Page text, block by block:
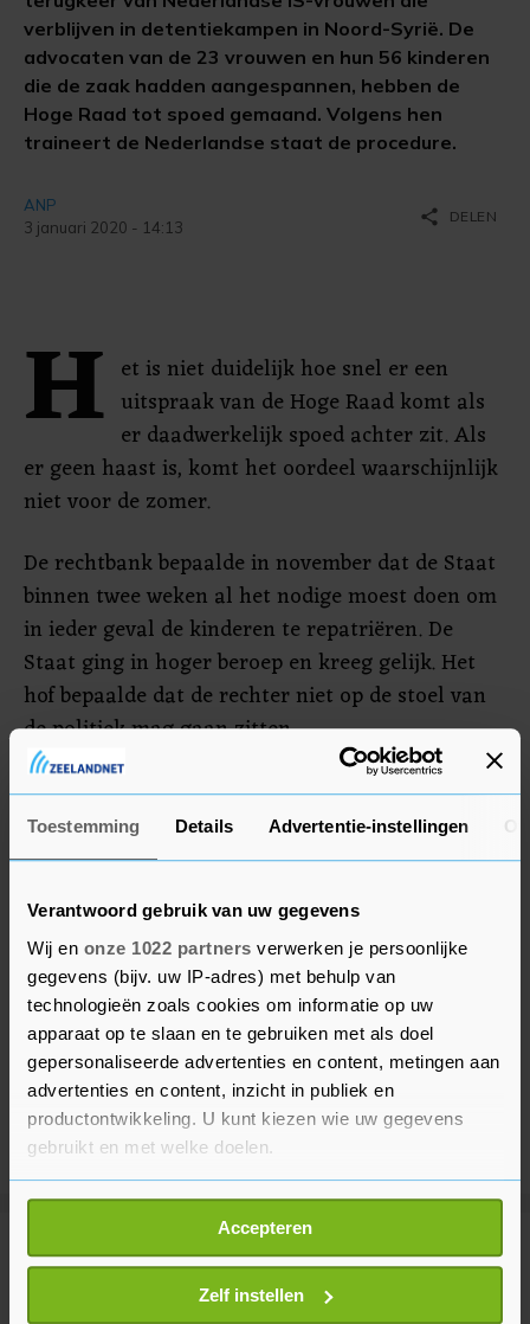
Toestemming Details Advertentie-instellingen
Verantwoord gebruik van uw gegevens
Wij en onze 1022 partners verwerken je persoonlijke
gegevens (bijv. uw IP-adres) met behulp van
technologieën zoals cookies om informatie op uw
apparaat op te slaan en te gebruiken met als doel
gepersonaliseerde advertenties en content, metingen aan
advertenties en content, inzicht in publiek en
productontwikkeling. U kunt kiezen wie uw gegevens
gebruikt en met welke doelen.
Als u het toestaat, willen we ook graag:
Informatie verzamelen over uw geografische
locatie, die tot een paar meter nauwkeurig kan zijn
Uw apparaat identificeren door het actief te
Accepteren
Zelf instellen
verblijven in detentiekampen in Noord-Syrië. De
advocaten van de 23 vrouwen en hun 56 kinderen
die de zaak hadden aangespannen, hebben de
Hoge Raad tot spoed gemaand. Volgens hen
traineert de Nederlandse staat de procedure.
ANP
3 januari 2020 - 14:13
share DELEN
H et is niet duidelijk hoe snel er een
uitspraak van de Hoge Raad komt als
er daadwerkelijk spoed achter zit. Als
er geen haast is, komt het oordeel waarschijnlijk
niet voor de zomer.
De rechtbank bepaalde in november dat de Staat
binnen twee weken al het nodige moest doen om
in ieder geval de kinderen te repatriëren. De
Staat ging in hoger beroep en kreeg gelijk. Het
hof bepaalde dat de rechter niet op de stoel van
de politiek mag gaan zitten.
Meer uit Binnenland